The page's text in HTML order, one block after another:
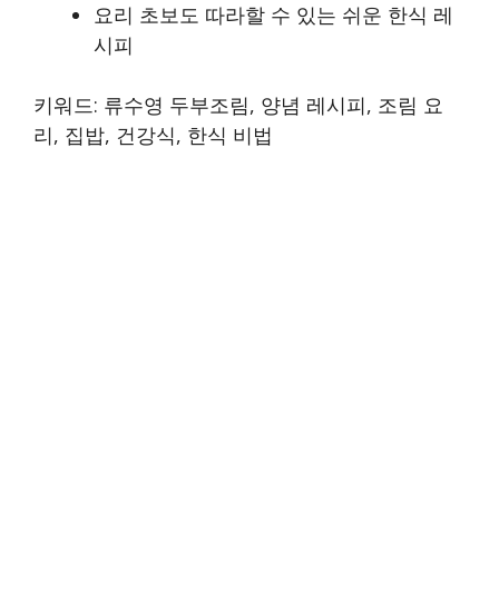
요리 초보도 따라할 수 있는 쉬운 한식 레
시피
키워드: 류수영 두부조림, 양념 레시피, 조림 요
리, 집밥, 건강식, 한식 비법